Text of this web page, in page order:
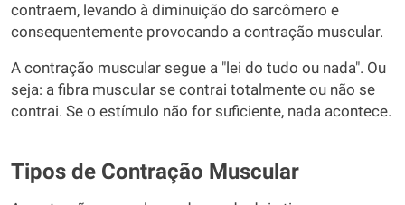
contraem, levando à diminuição do sarcômero e
consequentemente provocando a contração muscular.
A contração muscular segue a "lei do tudo ou nada". Ou
seja: a fibra muscular se contrai totalmente ou não se
contrai. Se o estímulo não for suficiente, nada acontece.
Tipos de Contração Muscular